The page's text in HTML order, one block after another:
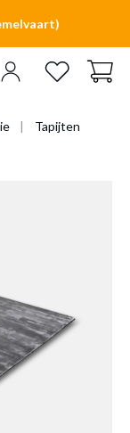
Tapijten